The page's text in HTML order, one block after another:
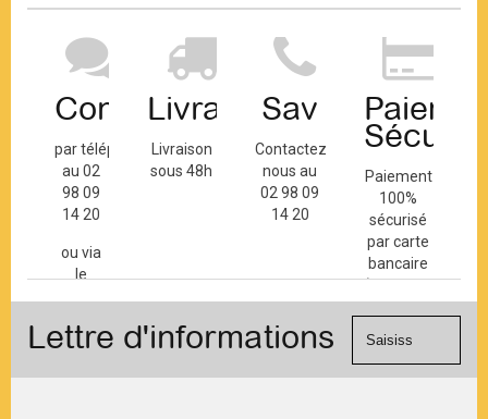
Contact
par téléphone
au 02
98 09
14 20
ou via
le
contact
Livraison
Livraison
sous 48h
Sav
Contactez-
nous au
02 98 09
14 20
Paiement
100%
sécurisé
par carte
bancaire
(Mastercard,
Visa, ...) et
Lettre d'informations